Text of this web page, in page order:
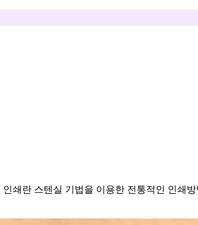
쇄란 스텐실 기법을 이용한 전통적인 인쇄